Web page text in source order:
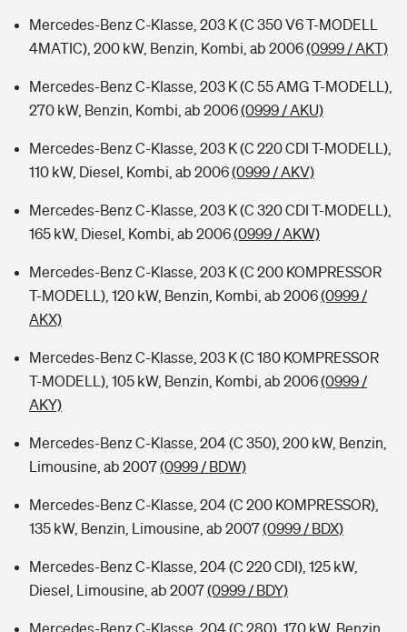
Mercedes-Benz C-Klasse, 203 K (C 350 V6 T-MODELL
4MATIC), 200 kW, Benzin, Kombi, ab 2006(0999 / AKT)
Mercedes-Benz C-Klasse, 203 K (C 55 AMG T-MODELL),
270 kW, Benzin, Kombi, ab 2006(0999 / AKU)
Mercedes-Benz C-Klasse, 203 K (C 220 CDI T-MODELL),
110 kW, Diesel, Kombi, ab 2006(0999 / AKV)
Mercedes-Benz C-Klasse, 203 K (C 320 CDI T-MODELL),
165 kW, Diesel, Kombi, ab 2006(0999 / AKW)
Mercedes-Benz C-Klasse, 203 K (C 200 KOMPRESSOR
T-MODELL), 120 kW, Benzin, Kombi, ab 2006(0999 /
AKX)
Mercedes-Benz C-Klasse, 203 K (C 180 KOMPRESSOR
T-MODELL), 105 kW, Benzin, Kombi, ab 2006(0999 /
AKY)
Mercedes-Benz C-Klasse, 204 (C 350), 200 kW, Benzin,
Limousine, ab 2007(0999 / BDW)
Mercedes-Benz C-Klasse, 204 (C 200 KOMPRESSOR),
135 kW, Benzin, Limousine, ab 2007(0999 / BDX)
Mercedes-Benz C-Klasse, 204 (C 220 CDI), 125 kW,
Diesel, Limousine, ab 2007(0999 / BDY)
Mercedes-Benz C-Klasse, 204 (C 280), 170 kW, Benzin,